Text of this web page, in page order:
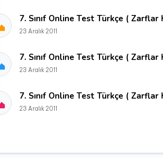
7. Sınıf Online Test Türkçe ( Zarflar
23 Aralık 2011
7. Sınıf Online Test Türkçe ( Zarflar
23 Aralık 2011
7. Sınıf Online Test Türkçe ( Zarflar
23 Aralık 2011